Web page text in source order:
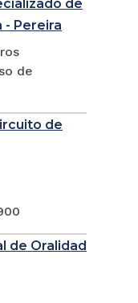
de
- Pereira
de
de
de Oralidad